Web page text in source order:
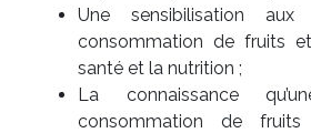
Une sensibilisation
consommation de fruits
santé et la nutrition ;
La connaissance
consommation de